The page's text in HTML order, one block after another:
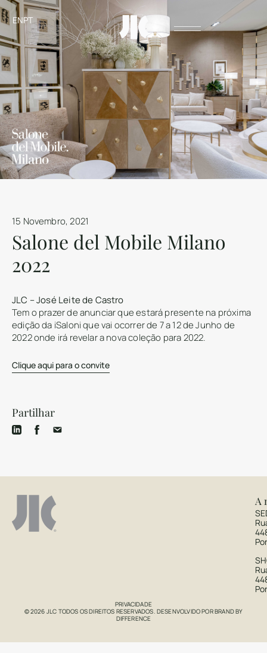
ENPT
15 Novembro, 2021
Salone del Mobile Milano
2022
JLC – José Leite de Castro
Tem o prazer de anunciar que estará presente na próxima
edição da iSaloni que vai ocorrer de 7 a 12 de Junho de
2022 onde irá revelar a nova coleção para 2022.
Clique aqui para o convite
Partilhar
A
PRIVACIDADE
© 2026 JLC TODOS OS DIREITOS RESERVADOS. DESENVOLVIDO PORBRAND BY
DIFFERENCE